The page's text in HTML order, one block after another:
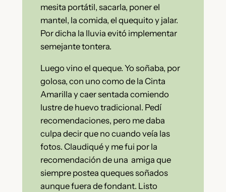
mesita portátil, sacarla, poner el
mantel, la comida, el quequito y jalar.
Por dicha la lluvia evitó implementar
semejante tontera.
Luego vino el queque. Yo soñaba, por
golosa, con uno como de la Cinta
Amarilla y caer sentada comiendo
lustre de huevo tradicional. Pedí
recomendaciones, pero me daba
culpa decir que no cuando veía las
fotos. Claudiqué y me fui por la
recomendación de una amiga que
siempre postea queques soñados
aunque fuera de fondant. Listo